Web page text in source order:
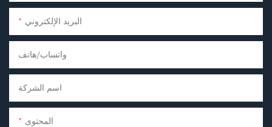
البريد الإلكتروني
واتساب/هاتف
اسم الشركة
المحتوى